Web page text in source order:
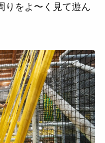
りをよ〜く見て遊ん